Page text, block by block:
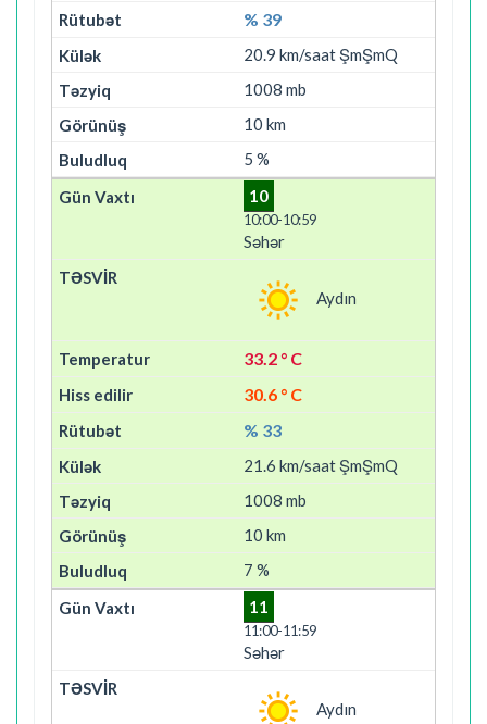
% 39
20.9 km/saat ŞmŞmQ
1008 mb
10 km
5 %
10
10:00-10:59
Səhər
Aydın
33.2 ° C
30.6 ° C
% 33
21.6 km/saat ŞmŞmQ
1008 mb
10 km
7 %
11
11:00-11:59
Səhər
Aydın